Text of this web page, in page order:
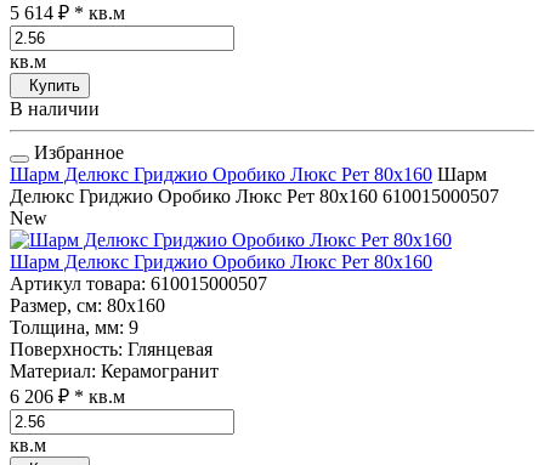
5 614 ₽ * кв.м
кв.м
Купить
В наличии
Избранное
Шарм Делюкс Гриджио Оробико Люкс Рет 80x160 Шарм
Делюкс Гриджио Оробико Люкс Рет 80x160 610015000507
New
Шарм Делюкс Гриджио Оробико Люкс Рет 80x160
Артикул товара: 610015000507
Размер, см: 80x160
Толщина, мм: 9
Поверхность: Глянцевая
Материал: Керамогранит
6 206 ₽ * кв.м
кв.м